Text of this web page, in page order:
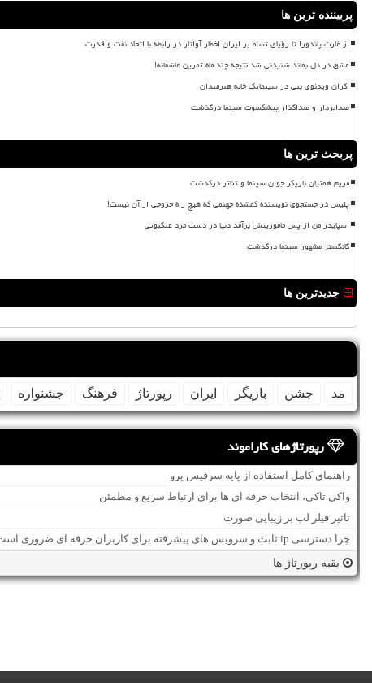
پربیننده ترین ها
از غارت پاندورا تا رؤیای تسلط بر ایران اخطار آواتار در رابطه با اتحاد نفت و قدرت
عشق در دل بماند شنیدنی شد نتیجه چند ماه تمرین عاشقانه!
اکران ویدئوی بنی در سینماتک خانه هنرمندان
صدابردار و صداگذار پیشکسوت سینما درگذشت
پربحث ترین ها
مریم همتیان بازیگر جوان سینما و تئاتر درگذشت
پلیس در جستجوی نویسنده گمشده جهنمی که هیچ راه خروجی از آن نیست!
اسپایدر من از پس ماموریتش برآمد دنیا در دست مرد عنکبوتی
گانگستر مشهور سینما درگذشت
جدیدترین ها
مد جشن بازیگر ایران رپورتاژ فرهنگ جشنواره
رپورتاژهای کاراموند
راهنمای کامل استفاده از پایه سرفیس پرو
واکی تاکی، انتخاب حرفه ای ها برای ارتباط سریع و مطمئن
تاثیر فیلر لب بر زیبایی صورت
چرا دسترسی ip ثابت و سرویس های پیشرفته برای کاربران حرفه ای ضروری است؟
بقیه رپورتاژ ها